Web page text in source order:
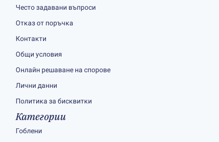
Често задавани въпроси
Отказ от поръчка
Контакти
Общи условия
Онлайн решаване на спорове
Лични данни
Политика за бисквитки
Категории
Гоблени